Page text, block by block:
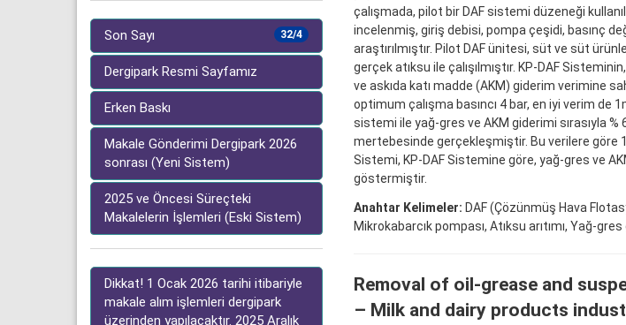
32/4
Son Sayı
Dergipark Resmi Sayfamız
Erken Baskı
Makale Gönderimi Dergipark 2026
sonrası (Yeni Sistem)
2025 ve Öncesi Süreçteki
Makalelerin İşlemleri (Eski Sistem)
Dikkat! 1 Ocak 2026 tarihi itibariyle
makale alım işlemleri dergipark
üzerinden yapılacaktır. 2025 Aralık
çalışmada, pilot bir DAF sistemi düzeneği
incelenmiş, giriş debisi, pompa çeşidi, basınç
araştırılmıştır. Pilot DAF ünitesi, süt ve süt
gerçek atıksu ile çalışılmıştır. KP-DAF
ve askıda katı madde (AKM) giderim verimine
optimum çalışma basıncı 4 bar, en iyi verim de
sistemi ile yağ-gres ve AKM giderimi sırasıyla %
mertebesinde gerçekleşmiştir. Bu verilere göre
Sistemi, KP-DAF Sistemine göre, yağ-gres ve
göstermiştir.
Anahtar Kelimeler: DAF (Çözünmüş Hava
Mikrokabarcık pompası, Atıksu arıtımı, Yağ-
Removal of oil-grease and
– Milk and dairy products